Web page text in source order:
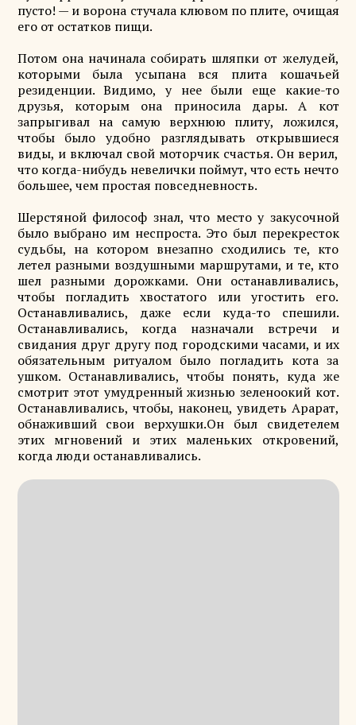
пусто! — и ворона стучала клювом по плите, очищая
его от остатков пищи.
Потом она начинала собирать шляпки от желудей,
которыми была усыпана вся плита кошачьей
резиденции. Видимо, у нее были еще какие-то
друзья, которым она приносила дары. А кот
запрыгивал на самую верхнюю плиту, ложился,
чтобы было удобно разглядывать открывшиеся
виды, и включал свой моторчик счастья. Он верил,
что когда-нибудь невелички поймут, что есть нечто
большее, чем простая повседневность.
Шерстяной философ знал, что место у закусочной
было выбрано им неспроста. Это был перекресток
судьбы, на котором внезапно сходились те, кто
летел разными воздушными маршрутами, и те, кто
шел разными дорожками. Они останавливались,
чтобы погладить хвостатого или угостить его.
Останавливались, даже если куда-то спешили.
Останавливались, когда назначали встречи и
свидания друг другу под городскими часами, и их
обязательным ритуалом было погладить кота за
ушком. Останавливались, чтобы понять, куда же
смотрит этот умудренный жизнью зеленоокий кот.
Останавливались, чтобы, наконец, увидеть Арарат,
обнаживший свои верхушки.Он был свидетелем
этих мгновений и этих маленьких откровений,
когда люди останавливались.